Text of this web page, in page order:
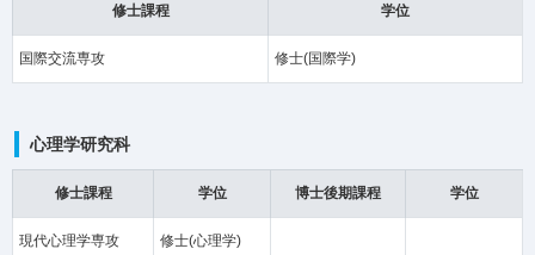
修士課程 学位
国際交流専攻 修士(国際学)
心理学研究科
修士課程 学位 博士後期課程 学位
現代心理学専攻
修士(心理学)